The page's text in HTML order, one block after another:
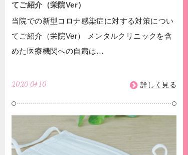
てご紹介（栄院Ver）
当院での新型コロナ感染症に対する対策につい
てご紹介（栄院Ver） メンタルクリニックを含
めた医療機関への自粛は…
2020.04.10 詳しく見る